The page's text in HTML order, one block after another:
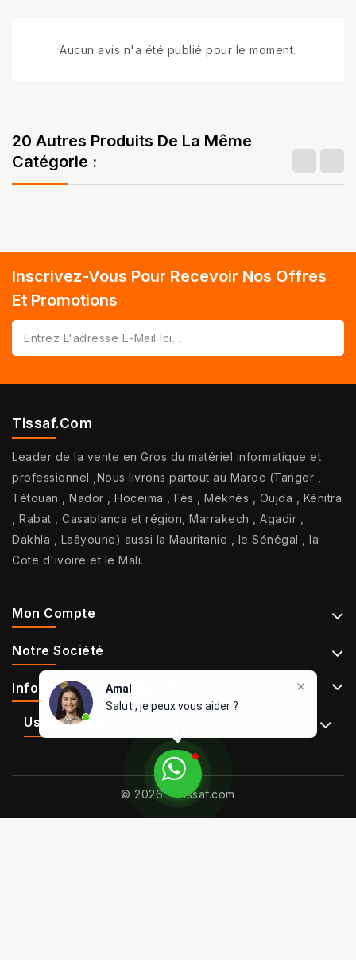
Amal
Salut , je peux vous aider ?
Aucun avis n'a été publié pour le moment.
20 Autres Produits De La Même
Catégorie :
Inscrivez-Vous Pour Recevoir Nos Offres
Et Promotions
Tissaf.com
Leader de la vente en Gros du matériel informatique et
professionnel ,Nous livrons partout au Maroc (Tanger ,
Tétouan , Nador , Hoceima , Fès , Meknès , Oujda , Kénitra
, Rabat , Casablanca et région, Marrakech , Agadir ,
Dakhla , Laâyoune) aussi la Mauritanie , le Sénégal , la
Cote d'ivoire et le Mali.
Mon Compte
Notre Société
Informations De Contact
Use Full Links
© 2026 - Tissaf.com